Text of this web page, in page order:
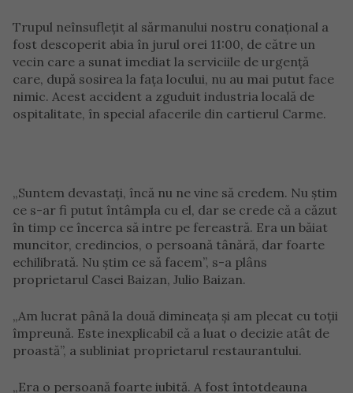
Trupul neînsuflețit al sărmanului nostru conațional a
fost descoperit abia în jurul orei 11:00, de către un
vecin care a sunat imediat la serviciile de urgență
care, după sosirea la fața locului, nu au mai putut face
nimic. Acest accident a zguduit industria locală de
ospitalitate, în special afacerile din cartierul Carme.
„Suntem devastați, încă nu ne vine să credem. Nu știm
ce s-ar fi putut întâmpla cu el, dar se crede că a căzut
în timp ce încerca să intre pe fereastră. Era un băiat
muncitor, credincios, o persoană tânără, dar foarte
echilibrată. Nu știm ce să facem”, s-a plâns
proprietarul Casei Baizan, Julio Baizan.
„Am lucrat până la două dimineața și am plecat cu toții
împreună. Este inexplicabil că a luat o decizie atât de
proastă”, a subliniat proprietarul restaurantului.
„Era o persoană foarte iubită. A fost întotdeauna